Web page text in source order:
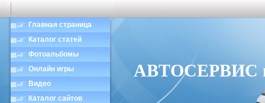
Главная страница
Каталог статей
Фотоальбомы
Онлайн игры
Видео
Каталог сайтов
АВТОСЕРВИС в